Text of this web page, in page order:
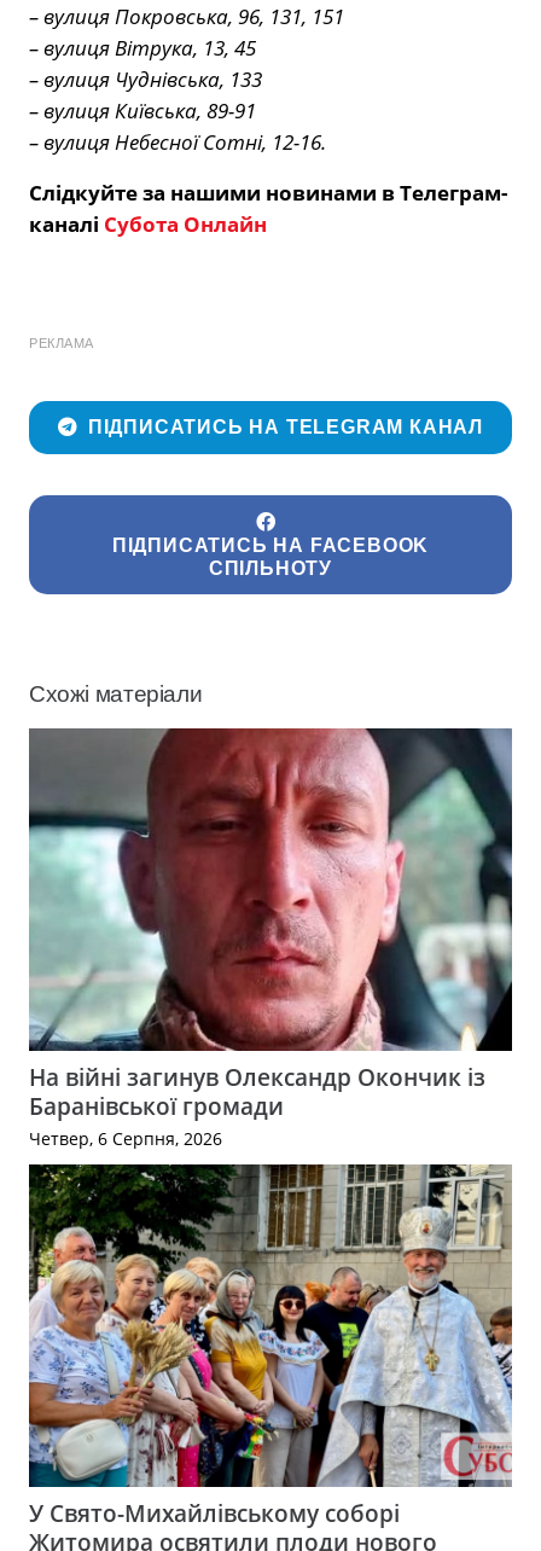
– вулиця Покровська, 96, 131, 151
– вулиця Вітрука, 13, 45
– вулиця Чуднівська, 133
– вулиця Київська, 89-91
– вулиця Небесної Сотні, 12-16.
Слідкуйте за нашими новинами в Телеграм-
каналі Субота Онлайн
РЕКЛАМА
ПІДПИСАТИСЬ НА TELEGRAM КАНАЛ
ПІДПИСАТИСЬ НА FACEBOOK
СПІЛЬНОТУ
Схожі матеріали
На війні загинув Олександр Окончик із
Баранівської громади
Четвер, 6 Серпня, 2026
У Свято-Михайлівському соборі
Житомира освятили плоди нового